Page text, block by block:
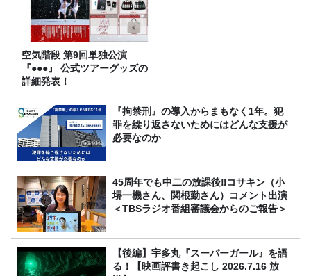
空気階段 第9回単独公演
『●●●』 公式ツアーグッズの
詳細発表！
『拘禁刑』の導入からまもなく1年。犯
罪を繰り返さないためにはどんな支援が
必要なのか
45周年でも中二の放課後‼コサキン（小
堺一機さん、関根勤さん）コメント出演
＜TBSラジオ番組審議会からのご報告＞
【後編】宇多丸『スーパーガール』を語
る！【映画評書き起こし 2026.7.16 放